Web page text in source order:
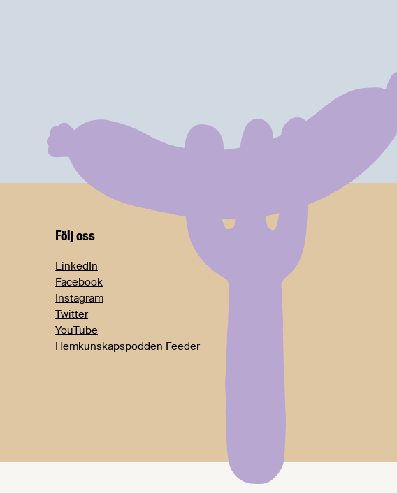
Följ oss
LinkedIn
Facebook
Instagram
Twitter
YouTube
Hemkunskapspodden Feeder